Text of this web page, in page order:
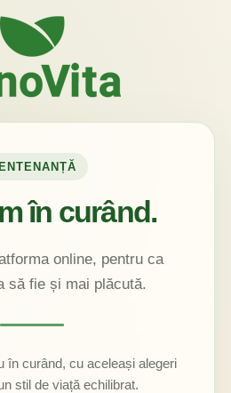
în curând.
online, pentru ca
să fie și mai plăcută.
în curând, cu aceleași alegeri
stil de viață echilibrat.